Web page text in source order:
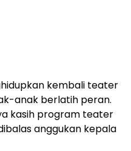
kembali teater
anak berlatih peran.
kasih program teater
anggukan kepala